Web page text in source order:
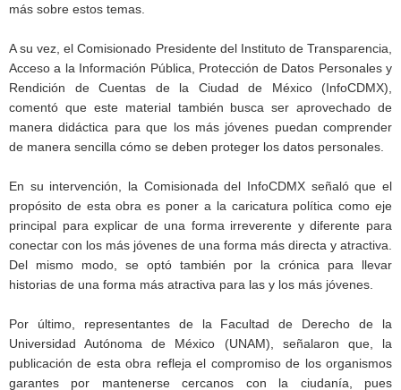
más sobre estos temas.
A su vez, el Comisionado Presidente del Instituto de Transparencia,
Acceso a la Información Pública, Protección de Datos Personales y
Rendición de Cuentas de la Ciudad de México (InfoCDMX),
comentó que este material también busca ser aprovechado de
manera didáctica para que los más jóvenes puedan comprender
de manera sencilla cómo se deben proteger los datos personales.
En su intervención, la Comisionada del InfoCDMX señaló que el
propósito de esta obra es poner a la caricatura política como eje
principal para explicar de una forma irreverente y diferente para
conectar con los más jóvenes de una forma más directa y atractiva.
Del mismo modo, se optó también por la crónica para llevar
historias de una forma más atractiva para las y los más jóvenes.
Por último, representantes de la Facultad de Derecho de la
Universidad Autónoma de México (UNAM), señalaron que, la
publicación de esta obra refleja el compromiso de los organismos
garantes por mantenerse cercanos con la ciudanía, pues